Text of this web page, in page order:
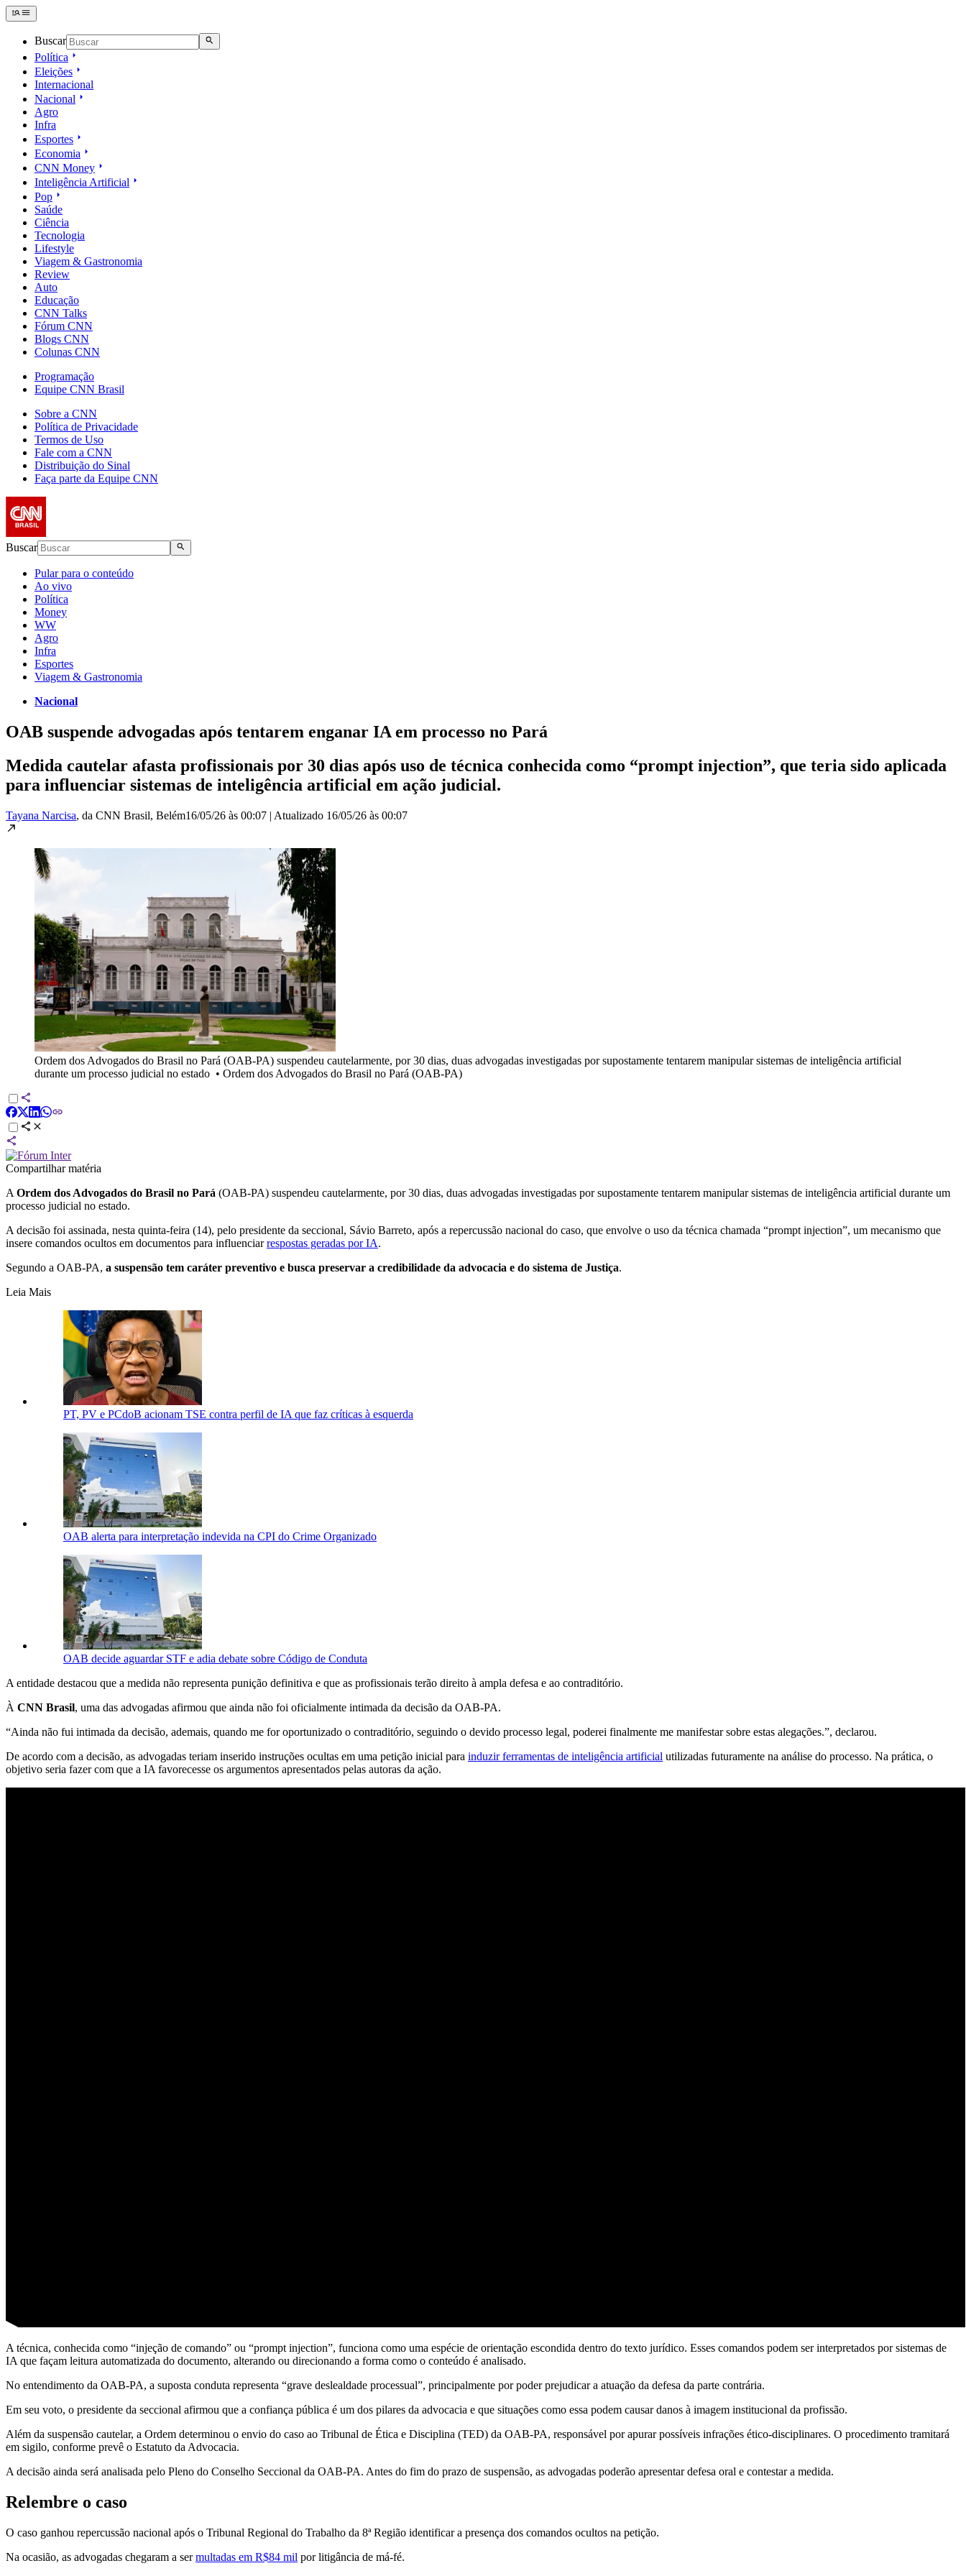
Buscar
Política
Eleições
Internacional
Nacional
Agro
Infra
Esportes
Economia
CNN Money
Inteligência Artificial
Pop
Saúde
Ciência
Tecnologia
Lifestyle
Viagem & Gastronomia
Review
Auto
Educação
CNN Talks
Fórum CNN
Blogs CNN
Colunas CNN
Programação
Equipe CNN Brasil
Sobre a CNN
Política de Privacidade
Termos de Uso
Fale com a CNN
Distribuição do Sinal
Faça parte da Equipe CNN
Buscar
Pular para o conteúdo
Ao vivo
Política
Money
WW
Agro
Infra
Esportes
Viagem & Gastronomia
Nacional
OAB suspende advogadas após tentarem enganar IA em processo no Pará
Medida cautelar afasta profissionais por 30 dias após uso de técnica conhecida como “prompt injection”, que teria sido aplicada
para influenciar sistemas de inteligência artificial em ação judicial.
Tayana Narcisa, da CNN Brasil, Belém16/05/26 às 00:07 | Atualizado 16/05/26 às 00:07
Ordem dos Advogados do Brasil no Pará (OAB-PA) suspendeu cautelarmente, por 30 dias, duas advogadas investigadas por supostamente tentarem manipular sistemas de inteligência artificial
durante um processo judicial no estado • Ordem dos Advogados do Brasil no Pará (OAB-PA)
Compartilhar matéria
A Ordem dos Advogados do Brasil no Pará (OAB-PA) suspendeu cautelarmente, por 30 dias, duas advogadas investigadas por supostamente tentarem manipular sistemas de inteligência artificial durante um
processo judicial no estado.
A decisão foi assinada, nesta quinta-feira (14), pelo presidente da seccional, Sávio Barreto, após a repercussão nacional do caso, que envolve o uso da técnica chamada “prompt injection”, um mecanismo que
insere comandos ocultos em documentos para influenciarrespostas geradas por IA.
Segundo a OAB-PA, a suspensão tem caráter preventivo e busca preservar a credibilidade da advocacia e do sistema de Justiça.
Leia Mais
PT, PV e PCdoB acionam TSE contra perfil de IA que faz críticas à esquerda
OAB alerta para interpretação indevida na CPI do Crime Organizado
OAB decide aguardar STF e adia debate sobre Código de Conduta
A entidade destacou que a medida não representa punição definitiva e que as profissionais terão direito à ampla defesa e ao contraditório.
À CNN Brasil, uma das advogadas afirmou que ainda não foi oficialmente intimada da decisão da OAB-PA.
“Ainda não fui intimada da decisão, ademais, quando me for oportunizado o contraditório, seguindo o devido processo legal, poderei finalmente me manifestar sobre estas alegações.”, declarou.
De acordo com a decisão, as advogadas teriam inserido instruções ocultas em uma petição inicial para induzir ferramentas de inteligência artificial utilizadas futuramente na análise do processo. Na prática, o
objetivo seria fazer com que a IA favorecesse os argumentos apresentados pelas autoras da ação.
A técnica, conhecida como “injeção de comando” ou “prompt injection”, funciona como uma espécie de orientação escondida dentro do texto jurídico. Esses comandos podem ser interpretados por sistemas de
IA que façam leitura automatizada do documento, alterando ou direcionando a forma como o conteúdo é analisado.
No entendimento da OAB-PA, a suposta conduta representa “grave deslealdade processual”, principalmente por poder prejudicar a atuação da defesa da parte contrária.
Em seu voto, o presidente da seccional afirmou que a confiança pública é um dos pilares da advocacia e que situações como essa podem causar danos à imagem institucional da profissão.
Além da suspensão cautelar, a Ordem determinou o envio do caso ao Tribunal de Ética e Disciplina (TED) da OAB-PA, responsável por apurar possíveis infrações ético-disciplinares. O procedimento tramitará
em sigilo, conforme prevê o Estatuto da Advocacia.
A decisão ainda será analisada pelo Pleno do Conselho Seccional da OAB-PA. Antes do fim do prazo de suspensão, as advogadas poderão apresentar defesa oral e contestar a medida.
Relembre o caso
O caso ganhou repercussão nacional após o Tribunal Regional do Trabalho da 8ª Região identificar a presença dos comandos ocultos na petição.
Na ocasião, as advogadas chegaram a sermultadas em R$84 mil por litigância de má-fé.